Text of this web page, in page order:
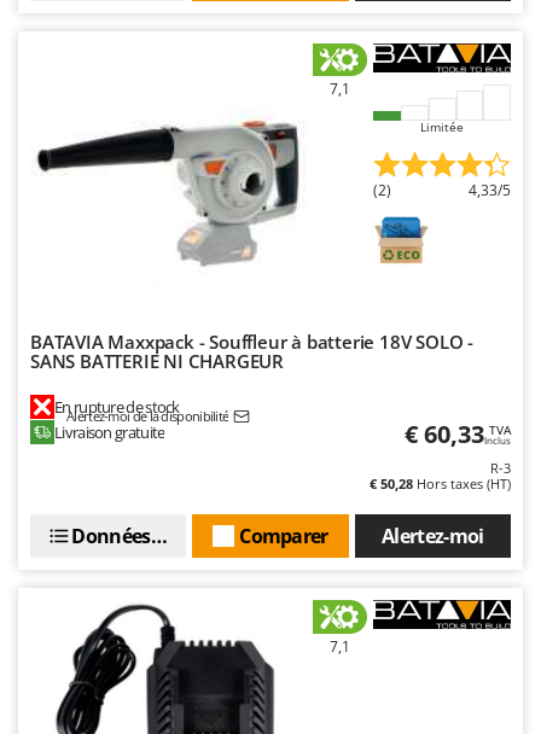
7,1
Limitée
(2) 4,33/5
BATAVIA Maxxpack - Souffleur à batterie 18V SOLO -
SANS BATTERIE NI CHARGEUR
En rupture de stock
Alertez-moi de la disponibilité
Livraison gratuite € 60,33 TVA
Inclus
R-3
€ 50,28 Hors taxes (HT)
Alertez-moi
Comparer
Données techniques
7,1